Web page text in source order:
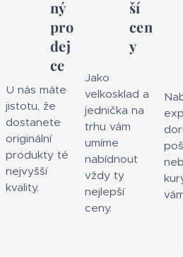
ný
pro
dej
ce
U nás máte
jistotu, že
dostanete
originální
produkty té
nejvyšší
kvality.
ší
cen
y
Jako
velkosklad a
jednička na
trhu vám
umíme
nabídnout
vždy ty
nejlepší
ceny.